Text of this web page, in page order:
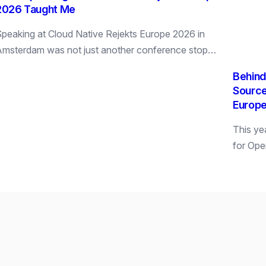
Taught Me
at Cloud Native Rejekts Europe 2026 in
was not just another conference stop…
This
for